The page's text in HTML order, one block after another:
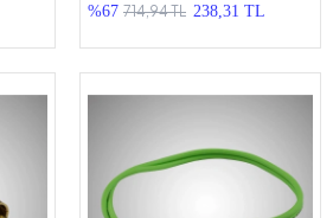
%67 714,94 TL 238,31 TL